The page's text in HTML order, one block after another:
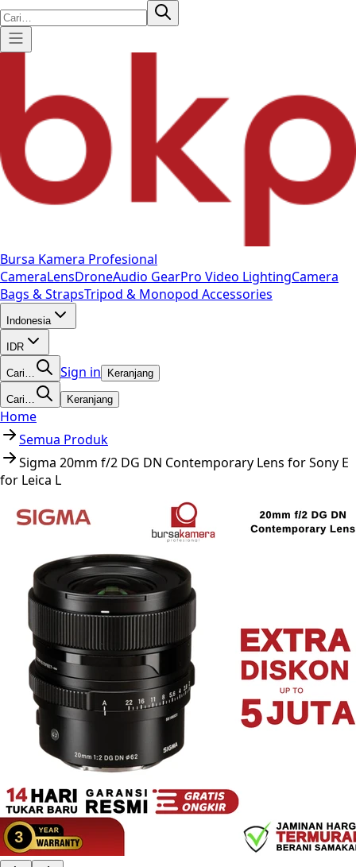
Bursa Kamera Profesional
CameraLensDroneAudio GearPro Video LightingCamera
Bags & StrapsTripod & Monopod Accessories
Indonesia
IDR
Cari… Sign in Keranjang
Cari… Keranjang
Home
Semua Produk
Sigma 20mm f/2 DG DN Contemporary Lens for Sony E
for Leica L